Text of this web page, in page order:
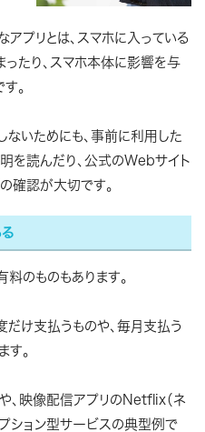
アプリとは、スマホに入っている
たり、スマホ本体に影響を与
。
ないためにも、事前に利用した
を読んだり、公式のWebサイト
確認が大切です。
料のものもあります。
け支払うものや、毎月支払う
す。
映像配信アプリのNetflix（ネ
プション型サービスの典型例で